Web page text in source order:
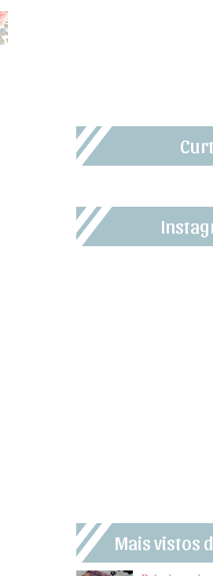
Mais vistos